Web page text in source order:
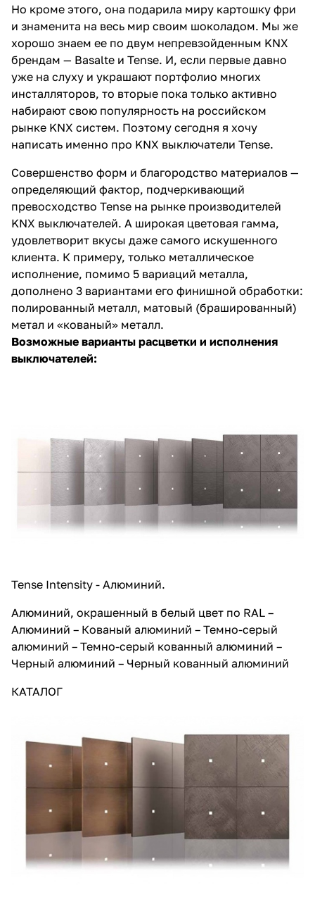
Но кроме этого, она подарила миру картошку фри
и знаменита на весь мир своим шоколадом. Мы же
хорошо знаем ее по двум непревзойденным KNX
брендам — Basalte и Tense. И, если первые давно
уже на слуху и украшают портфолио многих
инсталляторов, то вторые пока только активно
набирают свою популярность на российском
рынке KNX систем. Поэтому сегодня я хочу
написать именно про KNX выключатели Tense.
Совершенство форм и благородство материалов —
определяющий фактор, подчеркивающий
превосходство Tense на рынке производителей
KNX выключателей. А широкая цветовая гамма,
удовлетворит вкусы даже самого искушенного
клиента. К примеру, только металлическое
исполнение, помимо 5 вариаций металла,
дополнено 3 вариантами его финишной обработки:
полированный металл, матовый (брашированный)
метал и «кованый» металл.
Возможные варианты расцветки и исполнения
выключателей:
Tense Intensity - Алюминий.
Алюминий, окрашенный в белый цвет по RAL –
Алюминий – Кованый алюминий – Темно-серый
алюминий – Темно-серый кованный алюминий –
Черный алюминий – Черный кованный алюминий
КАТАЛОГ